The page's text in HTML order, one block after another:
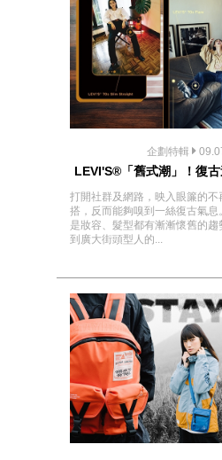
企劃特輯
LEVI'S®「舊式潮」！復
打開社群及網路，映入眼簾的
搭，反而能夠嗅到一絲復古氣
是妝容、髮型都有漸漸懷舊的
到廣大街頭型人的...